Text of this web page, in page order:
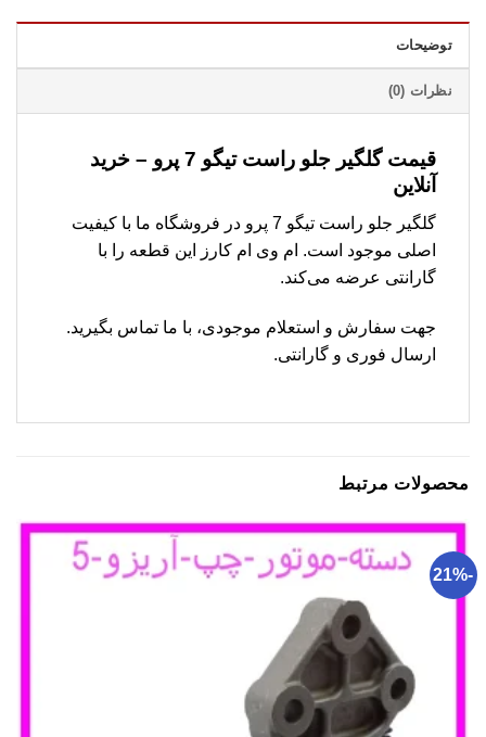
توضیحات
نظرات (0)
قیمت گلگیر جلو راست تیگو 7 پرو – خرید
آنلاین
گلگیر جلو راست تیگو 7 پرو در فروشگاه ما با کیفیت
اصلی موجود است. ام وی ام کارز این قطعه را با
گارانتی عرضه می‌کند.
جهت سفارش و استعلام موجودی، با ما تماس بگیرید.
ارسال فوری و گارانتی.
محصولات مرتبط
-21%